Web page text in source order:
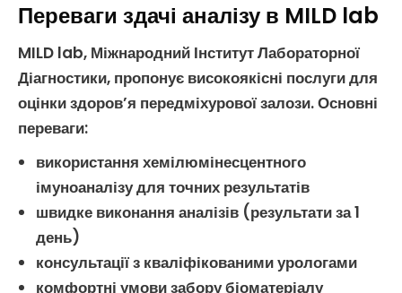
Переваги здачі аналізу в MILD lab
MILD lab, Міжнародний Інститут Лабораторної
Діагностики, пропонує високоякісні послуги для
оцінки здоров’я передміхурової залози. Основні
переваги:
використання хемілюмінесцентного
імуноаналізудля точних результатів
швидке виконання аналізів (результати за 1
день)
консультації з кваліфікованими урологами
комфортні умови забору біоматеріалу